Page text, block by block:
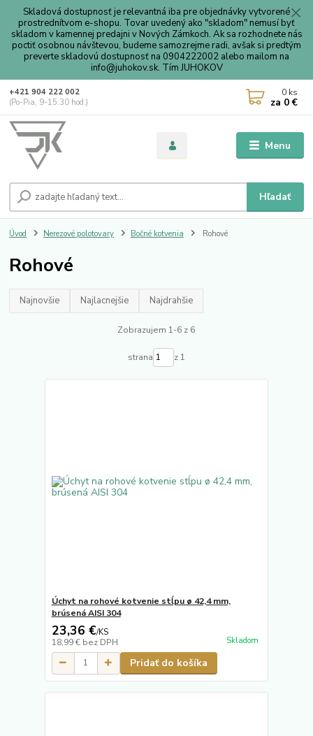
Skladová dostupnosť je relevantná iba pre objednávky vytvorené
prostrednítvom e-shopu. Tovar uvedený ako "skladom" nemusí byť
skladom v kamennej predajni v Nových Zámkoch. Ak sa rozhodnete nás
poctiť osobnou návštevou, budeme samozrejme radi, avšak si predtým
preverte skladovú dostupnosť na 0904222002 alebo mailom na
info@juhokov.sk. Tím JUHOKOV
Menu
Hľadať
+421 904 222 002
(Po-Pia, 9-15.30 hod.)
0 ks
za 0 €
Úvod Nerezové polotovary Bočné kotvenia Rohové
Rohové
Najnovšie Najlacnejšie Najdrahšie
Zobrazujem 1-6 z 6
strana z 1
Úchyt na rohové kotvenie stĺpu ø 42,4 mm,
brúsená AISI 304
23,36 €/KS
18,99 € bez DPH Skladom
Pridať do košíka